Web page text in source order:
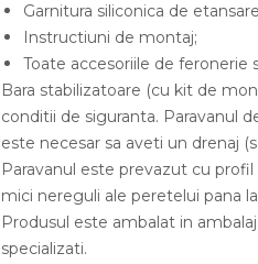
Garnitura siliconica de
Instructiuni de montaj;
Toate accesoriile de
Bara stabilizatoare (cu kit de
conditii de siguranta. Paravanul
este necesar sa aveti un drenaj
Paravanul este prevazut cu
mici nereguli ale peretelui pana la
Produsul este ambalat in
specializati.